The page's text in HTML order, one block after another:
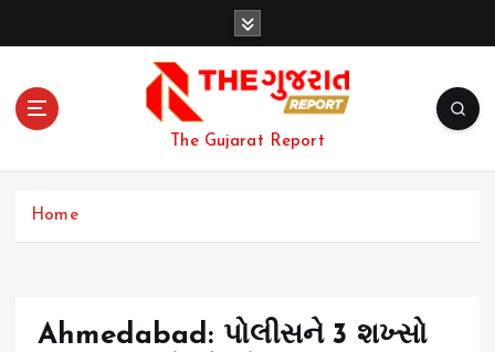
The Gujarat Report
Home
Ahmedabad: પોલીસને 3 શખ્સો